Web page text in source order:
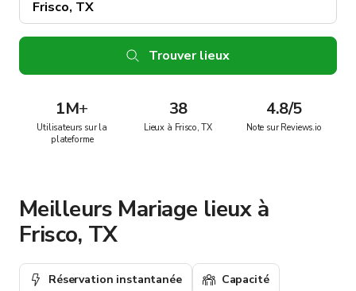
Trouver lieux
1M+
Utilisateurs sur la
plateforme
38
Lieux à Frisco, TX
4.8/5
Note sur Reviews.io
Meilleurs Mariage lieux à
Frisco, TX
Réservation instantanée Capacité